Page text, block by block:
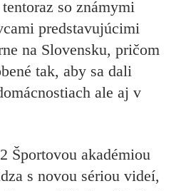
so známymi
predstavujúcimi
na Slovensku, pričom
tak, aby sa dali
ale aj v
Športovou akadémiou
s novou sériou videí,